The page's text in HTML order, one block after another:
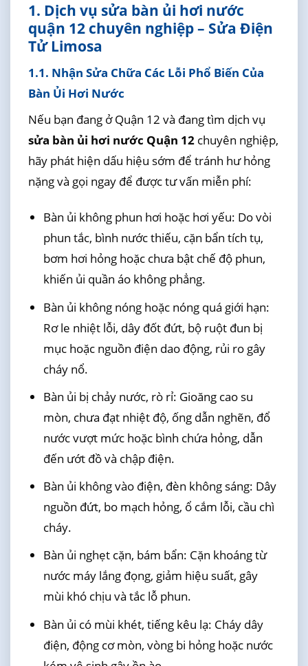
1. Dịch vụ sửa bàn ủi hơi nước
quận 12 chuyên nghiệp – Sửa Điện
Tử Limosa
1.1. Nhận Sửa Chữa Các Lỗi Phổ Biến Của
Bàn Ủi Hơi Nước
Nếu bạn đang ở Quận 12 và đang tìm dịch vụ
sửa bàn ủi hơi nước Quận 12chuyên nghiệp,
hãy phát hiện dấu hiệu sớm để tránh hư hỏng
nặng và gọi ngay để được tư vấn miễn phí:
Bàn ủi không phun hơi hoặc hơi yếu: Do vòi
phun tắc, bình nước thiếu, cặn bẩn tích tụ,
bơm hơi hỏng hoặc chưa bật chế độ phun,
khiến ủi quần áo không phẳng.
Bàn ủi không nóng hoặc nóng quá giới hạn:
Rơ le nhiệt lỗi, dây đốt đứt, bộ ruột đun bị
mục hoặc nguồn điện dao động, rủi ro gây
cháy nổ.
Bàn ủi bị chảy nước, rò rỉ: Gioăng cao su
mòn, chưa đạt nhiệt độ, ống dẫn nghẽn, đổ
nước vượt mức hoặc bình chứa hỏng, dẫn
đến ướt đồ và chập điện.
Bàn ủi không vào điện, đèn không sáng: Dây
nguồn đứt, bo mạch hỏng, ổ cắm lỗi, cầu chì
cháy.
Bàn ủi nghẹt cặn, bám bẩn: Cặn khoáng từ
nước máy lắng đọng, giảm hiệu suất, gây
mùi khó chịu và tắc lỗ phun.
Bàn ủi có mùi khét, tiếng kêu lạ: Cháy dây
điện, động cơ mòn, vòng bi hỏng hoặc nước